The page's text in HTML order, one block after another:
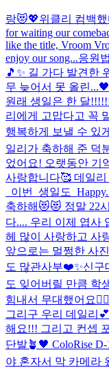
랑😻💖위클리 컴백했
for waiting our
like the title, Vroom
enjoy our song...응원
🎵✨ 길 가다 발견한
무 늦어서 못 올린
원래 생일은 한 달
리에게 고맙다고 꼭
행복하게 보낼 수 있
일리가 축하해 준 덕
었어요! 오랫동안 기
사랑합니다🥰 데일리
_이번_생일도
축하해😻😻 정말 22
다.... 우리 이제 엽사
헤 많이 사랑하고 사
앞으로는 멀쩡한 사
도 많관사부❤️✨신구
도 잊어버릴 만큼 학
힘내서 무대했어요
그리구 우리 데일리
해요!!! 그리고 컨셉
단발🪴🖤 ColoRise D-
야 혼자서 막 카메라